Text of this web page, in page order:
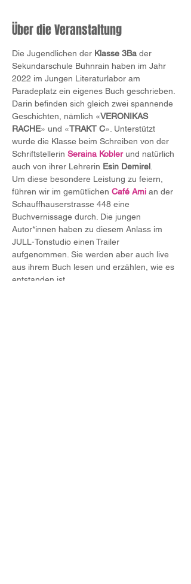
Über die Veranstaltung
Die Jugendlichen der Klasse 3Ba der
Sekundarschule Buhnrain haben im Jahr
2022 im Jungen Literaturlabor am
Paradeplatz ein eigenes Buch geschrieben.
Darin befinden sich gleich zwei spannende
Geschichten, nämlich «VERONIKAS
RACHE» und «TRAKT C». Unterstützt
wurde die Klasse beim Schreiben von der
Schriftstellerin Seraina Kobler und natürlich
auch von ihrer Lehrerin Esin Demirel
Um diese besondere Leistung zu feiern,
führen wir im gemütlichen Café Ami an der
Schauffhauserstrasse 448 eine
Buchvernissage durch. Die jungen
Autor*innen haben zu diesem Anlass im
JULL-Tonstudio einen Trailer
aufgenommen. Sie werden aber auch live
aus ihrem Buch lesen und erzählen, wie es
entstanden ist.